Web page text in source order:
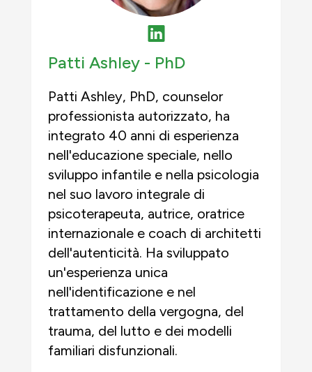
Patti Ashley - PhD
Patti Ashley, PhD, counselor
professionista autorizzato, ha
integrato 40 anni di esperienza
nell'educazione speciale, nello
sviluppo infantile e nella psicologia
nel suo lavoro integrale di
psicoterapeuta, autrice, oratrice
internazionale e coach di architetti
dell'autenticità. Ha sviluppato
un'esperienza unica
nell'identificazione e nel
trattamento della vergogna, del
trauma, del lutto e dei modelli
familiari disfunzionali.